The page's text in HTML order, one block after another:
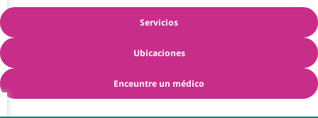
Servicios
Ubicaciones
Enceuntre un médico